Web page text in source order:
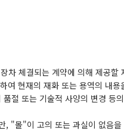
체결되는 계약에 의해 제공할
여 현재의 재화 또는 용역의 내
절 또는 기술적 사양의 변경 등
"몰"이 고의 또는 과실이 없음